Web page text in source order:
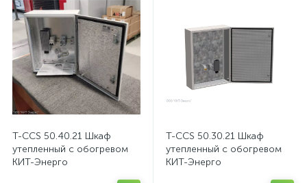
T-CCS 50.40.21 Шкаф
утепленный с обогревом
КИТ-Энерго
T-CCS 50.30.21 Шкаф
утепленный с обогревом
КИТ-Энерго